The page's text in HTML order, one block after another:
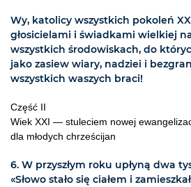
Wy, katolicy wszystkich pokoleń
głosicielami i świadkami wielkiej
wszystkich środowiskach, do
jako zasiew wiary, nadziei i
wszystkich waszych braci!
Część II
Wiek XXI — stuleciem nowej
dla młodych chrześcijan
6. W przyszłym roku upłyną dwa
«Słowo stało się ciałem i